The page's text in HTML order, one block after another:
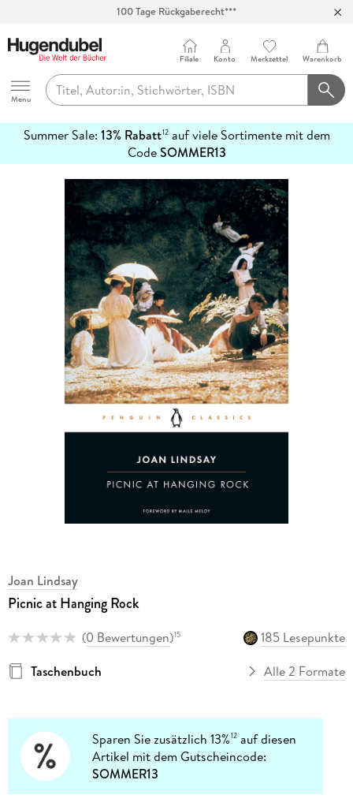
Hugendubel
Menu
Filiale Konto Merkzettel Warenkorb
Summer Sale: 13% Rabatt12auf viele Sortimente mit dem
CodeSOMMER13
erfahren
Joan Lindsay
Picnic at Hanging Rock
(0 Bewertungen)15
185 Lesepunkte
Taschenbuch
Alle 2 Formate
Sparen Sie zusätzlich 13%12 auf diesen
Artikel mit dem Gutscheincode:
SOMMER13